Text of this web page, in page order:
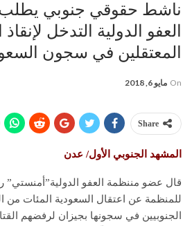
ناشط حقوقي جنوبي
العفو الدولية التدخل
المعتقلين في سجون
On مايو 6, 2018
Share
المشهد الجنوبي الأول/ عدن
قال عضو مننظمة العفو الدولية”أمنستي”
للمنظمة عن اعتقال السعودية المئات من
الجنوبيين في سجونها بجيزان لرفضهم